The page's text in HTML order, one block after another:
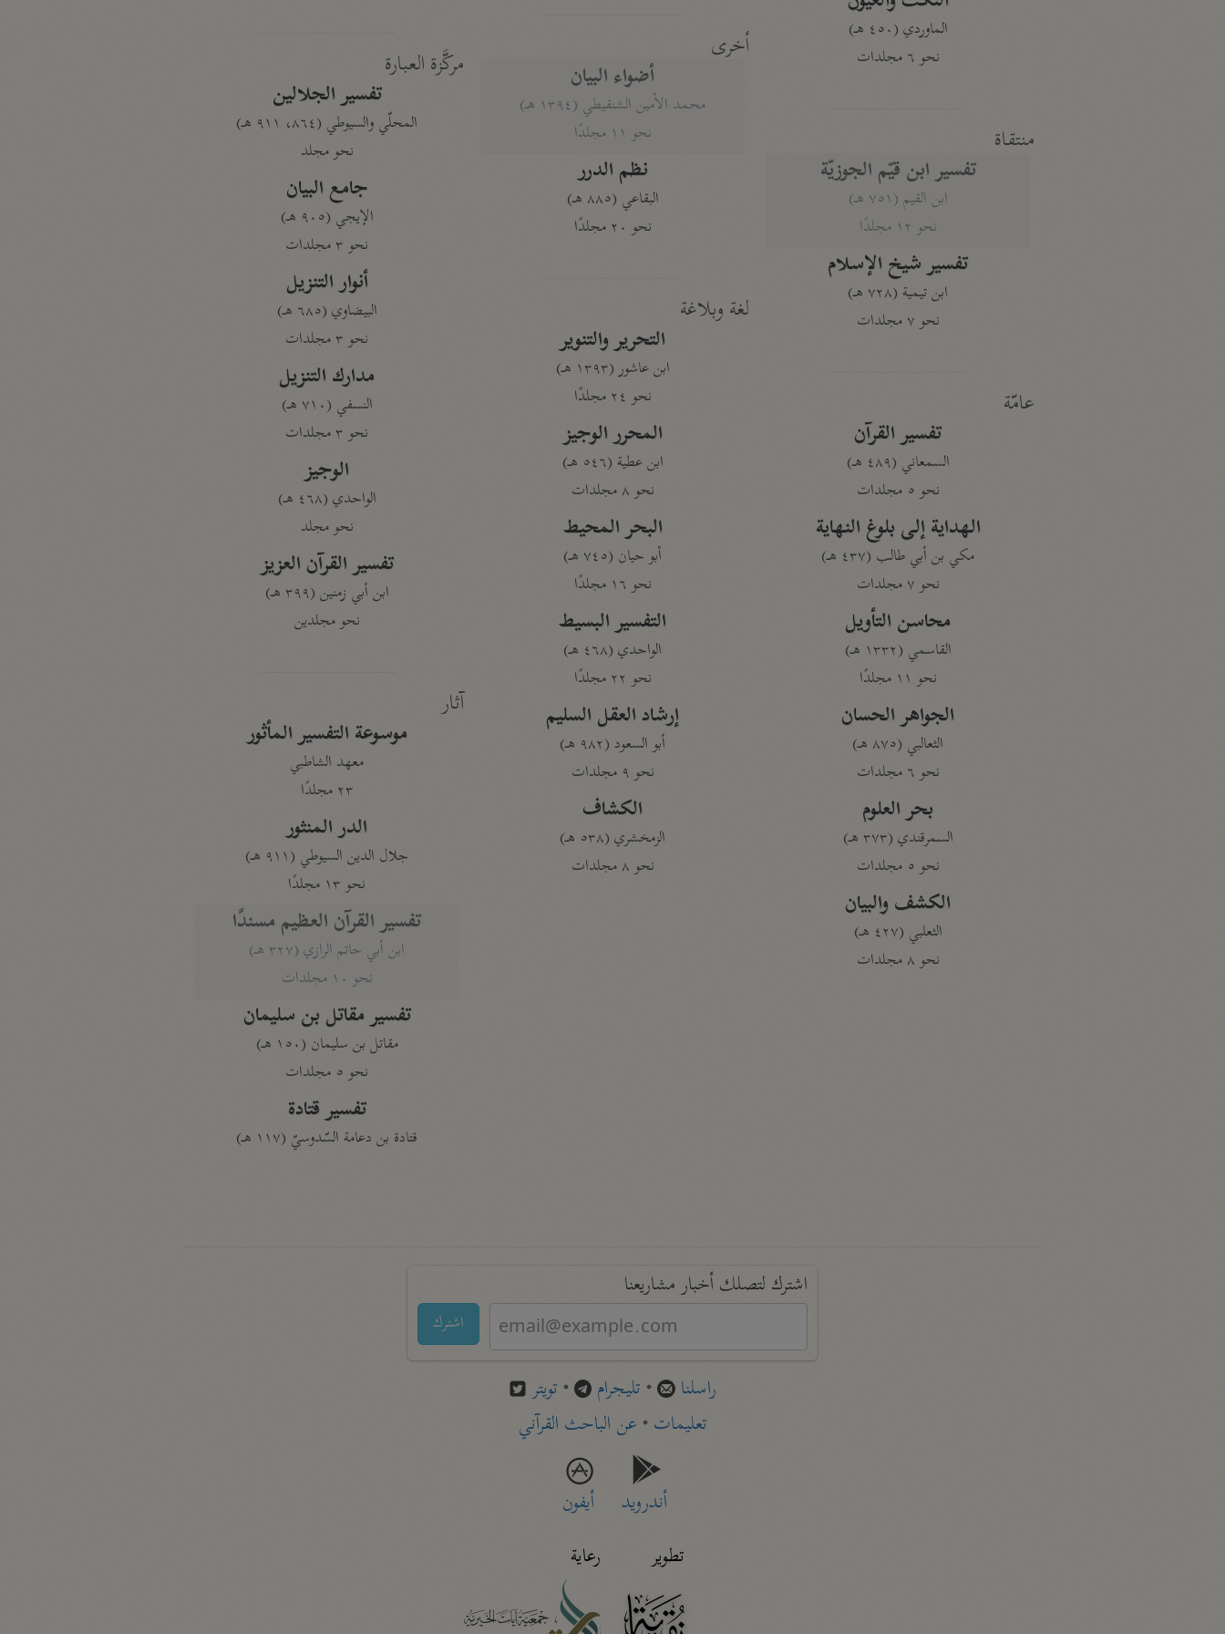
الماوردي (٤٥٠ هـ)
نحو ٦ مجلدات
منتقاة
تفسير ابن قيّم الجوزيّة
ابن القيم (٧٥١ هـ)
نحو ١٢ مجلدًا
تفسير شيخ الإسلام
ابن تيمية (٧٢٨ هـ)
نحو ٧ مجلدات
عامّة
تفسير القرآن
السمعاني (٤٨٩ هـ)
نحو ٥ مجلدات
الهداية إلى بلوغ النهاية
مكي بن أبي طالب (٤٣٧ هـ)
نحو ٧ مجلدات
محاسن التأويل
القاسمي (١٣٣٢ هـ)
نحو ١١ مجلدًا
الجواهر الحسان
الثعالبي (٨٧٥ هـ)
نحو ٦ مجلدات
بحر العلوم
السمرقندي (٣٧٣ هـ)
نحو ٥ مجلدات
الكشف والبيان
الثعلبي (٤٢٧ هـ)
نحو ٨ مجلدات
أخرى
أضواء البيان
محمد الأمين الشنقيطي (١٣٩٤ هـ)
نحو ١١ مجلدًا
نظم الدرر
البقاعي (٨٨٥ هـ)
نحو ٢٠ مجلدًا
لغة وبلاغة
التحرير والتنوير
ابن عاشور (١٣٩٣ هـ)
نحو ٢٤ مجلدًا
المحرر الوجيز
ابن عطية (٥٤٦ هـ)
نحو ٨ مجلدات
البحر المحيط
أبو حيان (٧٤٥ هـ)
نحو ١٦ مجلدًا
التفسير البسيط
الواحدي (٤٦٨ هـ)
نحو ٢٢ مجلدًا
إرشاد العقل السليم
أبو السعود (٩٨٢ هـ)
نحو ٩ مجلدات
الكشاف
الزمخشري (٥٣٨ هـ)
نحو ٨ مجلدات
مركَّزة العبارة
تفسير الجلالين
المحلّي والسيوطي (٨٦٤، ٩١١ هـ)
نحو مجلد
جامع البيان
الإيجي (٩٠٥ هـ)
نحو ٣ مجلدات
أنوار التنزيل
البيضاوي (٦٨٥ هـ)
نحو ٣ مجلدات
مدارك التنزيل
النسفي (٧١٠ هـ)
نحو ٣ مجلدات
الوجيز
الواحدي (٤٦٨ هـ)
نحو مجلد
تفسير القرآن العزيز
ابن أبي زمنين (٣٩٩ هـ)
نحو مجلدين
آثار
موسوعة التفسير المأثور
معهد الشاطبي
٢٣ مجلدًا
الدر المنثور
جلال الدين السيوطي (٩١١ هـ)
نحو ١٣ مجلدًا
تفسير القرآن العظيم مسندًا
ابن أبي حاتم الرازي (٣٢٧ هـ)
نحو ١٠ مجلدات
تفسير مقاتل بن سليمان
مقاتل بن سليمان (١٥٠ هـ)
نحو ٥ مجلدات
تفسير قتادة
قتادة بن دعامة السّدوسيّ (١١٧ هـ)
اشترك لتصلك أخبار مشاريعنا
اشترك
راسلنا • تليجرام • تويتر
تعليمات• عن الباحث القرآني
أندرويد
أيفون
تطوير
رعاية